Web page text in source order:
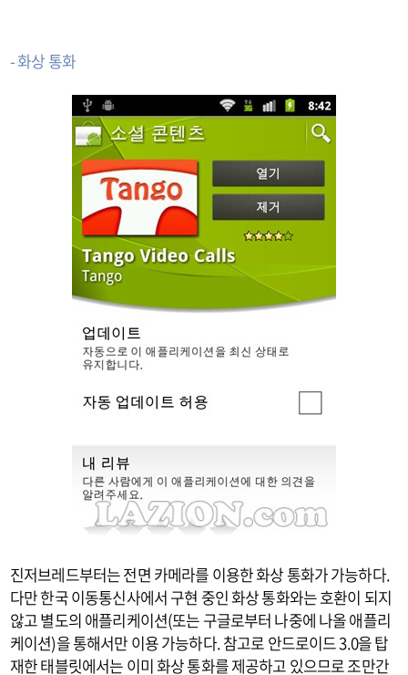
- 화상 통화
진저브레드부터는 전면 카메라를 이용한 화상 통화가 가능하다.
다만 한국 이동통신사에서 구현 중인 화상 통화와는 호환이 되지
않고 별도의 애플리케이션(또는 구글로부터 나중에 나올 애플리
케이션)을 통해서만 이용 가능하다. 참고로 안드로이드 3.0을 탑
재한 태블릿에서는 이미 화상 통화를 제공하고 있으므로 조만간